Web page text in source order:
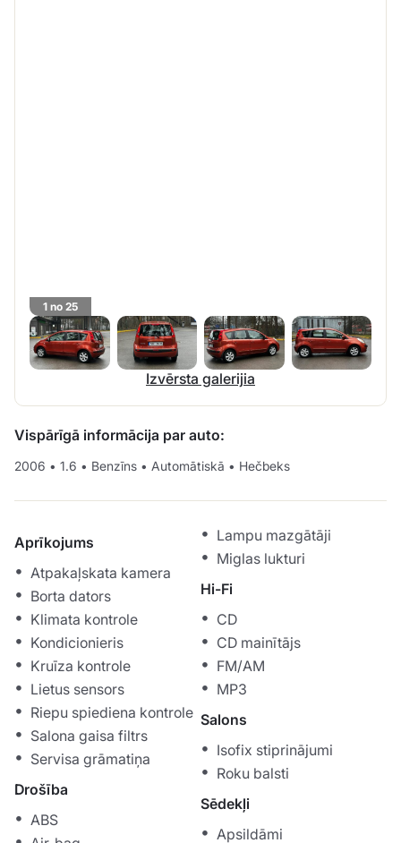
1 no 25
Izvērsta galerijia
Vispārīgā informācija par auto:
2006 • 1.6 • Benzīns • Automātiskā • Hečbeks
Aprīkojums
Atpakaļskata kamera
Borta dators
Klimata kontrole
Kondicionieris
Kruīza kontrole
Lietus sensors
Riepu spiediena kontrole
Salona gaisa filtrs
Servisa grāmatiņa
Drošība
ABS
Lampu mazgātāji
Miglas lukturi
Hi-Fi
CD
CD mainītājs
FM/AM
MP3
Salons
Isofix stiprinājumi
Roku balsti
Sēdekļi
Apsildāmi